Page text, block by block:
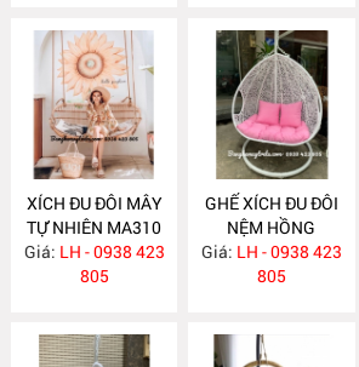
XÍCH ĐU ĐÔI MÂY
TỰ NHIÊN MA310
Giá: LH - 0938 423
805
GHẾ XÍCH ĐU ĐÔI
NỆM HỒNG
NH123
Giá: LH - 0938 423
805